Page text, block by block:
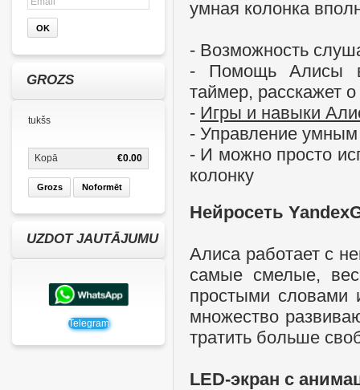
GROZS
tukšs
€0.00
Kopā
Grozs Noformēt
UZDOT JAUTĀJUMU
Telegram
умная колонка
- Возможность
- Помощь Алисы в
таймер, расскажет
- Игры и навыки
- Управление
- И можно просто
колонку
Нейросеть
Алиса работает с
самые смелые,
простыми словами
множество
тратить больше
LED-экран с